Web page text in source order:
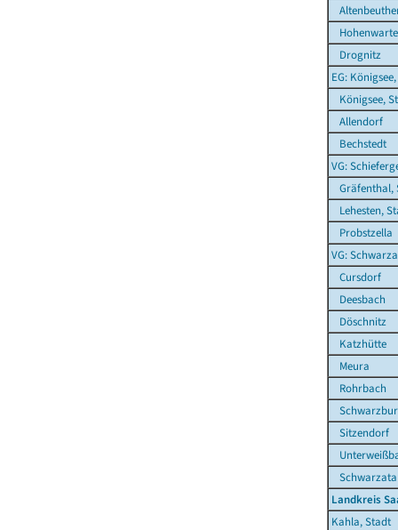
Hohenwarte
Drognitz
EG:
Königsee,
Allendorf
Bechstedt
VG:
Gräfenthal,
Lehesten,
Probstzella
VG:
Cursdorf
Deesbach
Döschnitz
Katzhütte
Meura
Rohrbach
Sitzendorf
Landkreis
Kahla, Stadt